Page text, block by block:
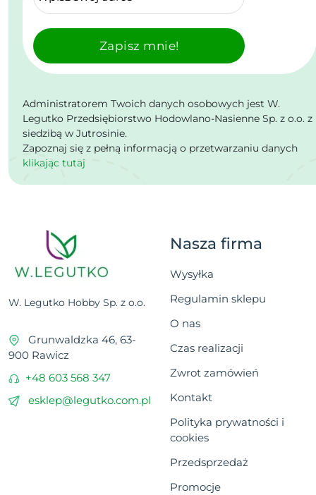
Zapisz mnie!
Administratorem Twoich danych osobowych jest W.
Legutko Przedsiębiorstwo Hodowlano-Nasienne Sp. z o.o. z
siedzibą w Jutrosinie.
Zapoznaj się z pełną informacją o przetwarzaniu danych
klikając tutaj
W. Legutko Hobby Sp. z o.o.
Grunwaldzka 46, 63-
900 Rawicz
+48 603 568 347
esklep@legutko.com.pl
Nasza firma
Wysyłka
Regulamin sklepu
O nas
Czas realizacji
Zwrot zamówień
Kontakt
Polityka prywatności i
cookies
Przedsprzedaż
Promocje